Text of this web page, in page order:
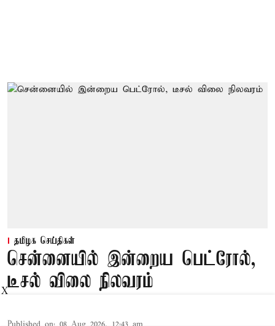
தமிழக செய்திகள்
சென்னையில் இன்றைய பெட்ரோல்,
டீசல் விலை நிலவரம்
X